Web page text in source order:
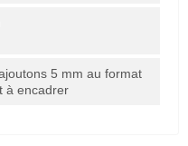
5 mm au format
à encadrer